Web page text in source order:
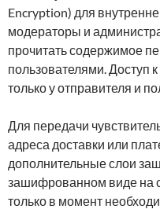
Encryption) для
модераторы и
прочитать содержимое
пользователями. Доступ
только у отправителя и
Для передачи
адреса доставки или
дополнительные слои
зашифрованном виде на
только в момент